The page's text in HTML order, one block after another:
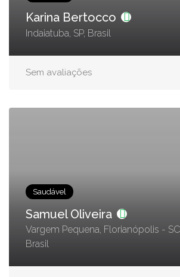
Karina Bertocco
Indaiatuba, SP, Brasil
Sem avaliações
Saudável
Samuel Oliveira
Vargem Pequena, Florianópolis -
Brasil